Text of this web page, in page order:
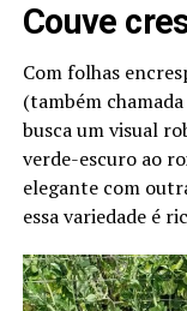
Couve
Com folhas
(também
busca um visual
verde-escuro ao
elegante com
essa variedade é